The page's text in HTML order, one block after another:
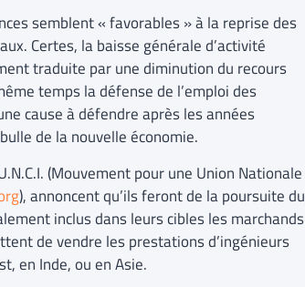
semblent « favorables » à la reprise des
Certes, la baisse générale d’activité
traduite par une diminution du recours
temps la défense de l’emploi des
cause à défendre après les années
de la nouvelle économie.
(Mouvement pour une Union Nationale
), annoncent qu’ils feront de la poursuite du
inclus dans leurs cibles les marchands
de vendre les prestations d’ingénieurs
en Inde, ou en Asie.